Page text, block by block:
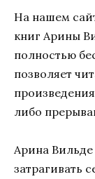
На нашем
книг Арины
полностью
позволяет
либо
Арина
затрагивать